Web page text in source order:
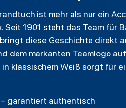
ist mehr als nur ein
Seit 1901 steht das Team für
diese Geschichte direkt
dem markanten Teamlogo
klassischem Weiß sorgt für
garantiert authentisch